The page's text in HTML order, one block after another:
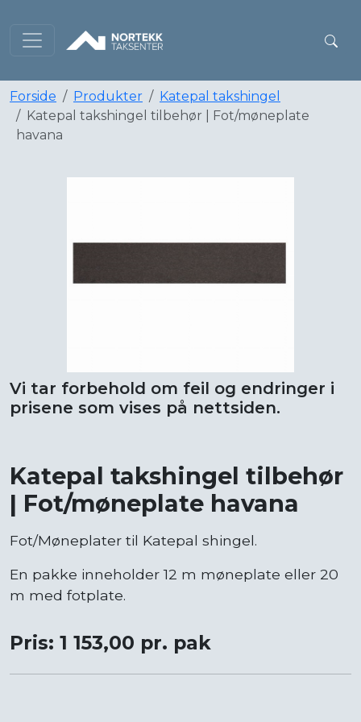
Forside Produkter
Katepal takshingel
Katepal takshingel tilbehør | Fot/møneplate
havana
Vi tar forbehold om feil og endringer i
prisene som vises på nettsiden.
Katepal takshingel tilbehør
| Fot/møneplate havana
Fot/Møneplater til Katepal shingel.
En pakke inneholder 12 m møneplate eller 20
m med fotplate.
Pris: 1 153,00 pr. pak